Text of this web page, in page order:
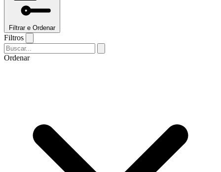
Filtrar e Ordenar
Filtros
Ordenar